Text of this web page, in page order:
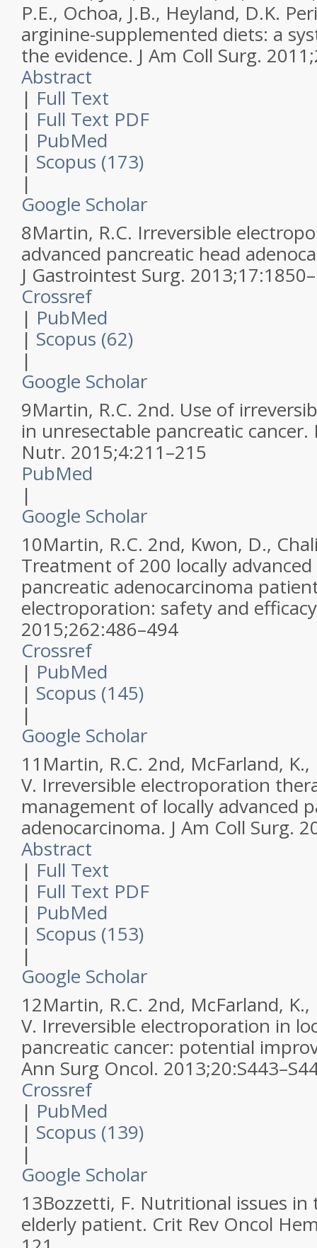
P.E., Ochoa, J.B., Heyland, D.K.
arginine-supplemented diets: a
the evidence. J Am Coll Surg. 2011;
Abstract
| Full Text
| Full Text PDF
| PubMed
| Scopus (173)
|
Google Scholar
8Martin, R.C. Irreversible
advanced pancreatic head
J Gastrointest Surg. 2013;17:
Crossref
| PubMed
| Scopus (62)
|
Google Scholar
9Martin, R.C. 2nd. Use of
in unresectable pancreatic cancer.
Nutr. 2015;4:211–215
PubMed
|
Google Scholar
10Martin, R.C. 2nd, Kwon, D.,
Treatment of 200 locally
pancreatic adenocarcinoma
electroporation: safety and
2015;262:486–494
Crossref
| PubMed
| Scopus (145)
|
Google Scholar
11 Martin, R.C. 2nd, McFarland, K.,
V. Irreversible electroporation
management of locally advanced
adenocarcinoma. J Am Coll Surg.
Abstract
| Full Text
| Full Text PDF
| PubMed
| Scopus (153)
|
Google Scholar
12Martin, R.C. 2nd, McFarland, K.,
V. Irreversible electroporation in
pancreatic cancer: potential
Ann Surg Oncol. 2013;20:
Crossref
| PubMed
| Scopus (139)
|
Google Scholar
13Bozzetti, F. Nutritional issues in
elderly patient. Crit Rev Oncol